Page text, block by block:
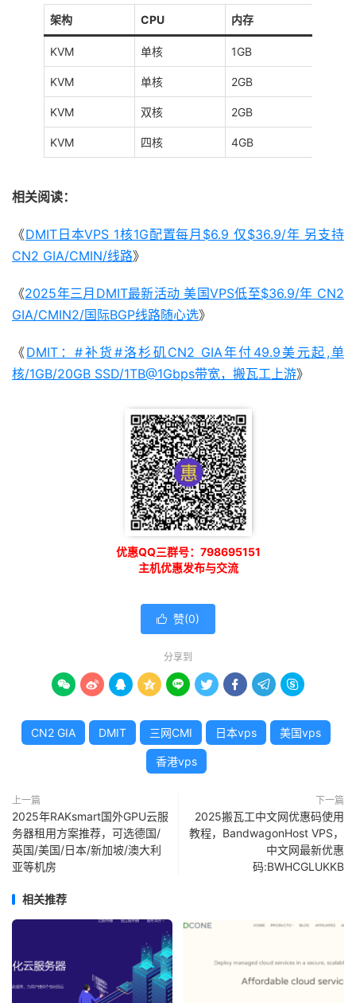
架构 CPU 内存
KVM 单核 1GB
KVM 单核 2GB
KVM 双核 2GB
KVM 四核 4GB
相关阅读：
《DMIT日本VPS 1核1G配置每月$6.9 仅$36.9/年 另支持
CN2 GIA/CMIN/线路》
《2025年三月DMIT最新活动 美国VPS低至$36.9/年 CN2
GIA/CMIN2/国际BGP线路随心选》
《DMIT：#补货#洛杉矶CN2 GIA年付49.9美元起,单
核/1GB/20GB SSD/1TB@1Gbps带宽，搬瓦工上游》
优惠QQ三群号：798695151
主机优惠发布与交流
 赞(0)
分享到
        
CN2 GIA DMIT 三网CMI 日本vps 美国vps
香港vps
上一篇
2025年RAKsmart国外GPU云服
务器租用方案推荐，可选德国/
英国/美国/日本/新加坡/澳大利
亚等机房
下一篇
2025搬瓦工中文网优惠码使用
教程，BandwagonHost VPS，
中文网最新优惠
码:BWHCGLUKKB
相关推荐